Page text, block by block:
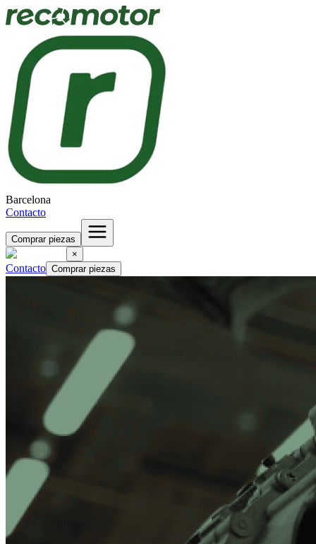
Barcelona
Contacto
Comprar piezas
×
Contacto Comprar piezas